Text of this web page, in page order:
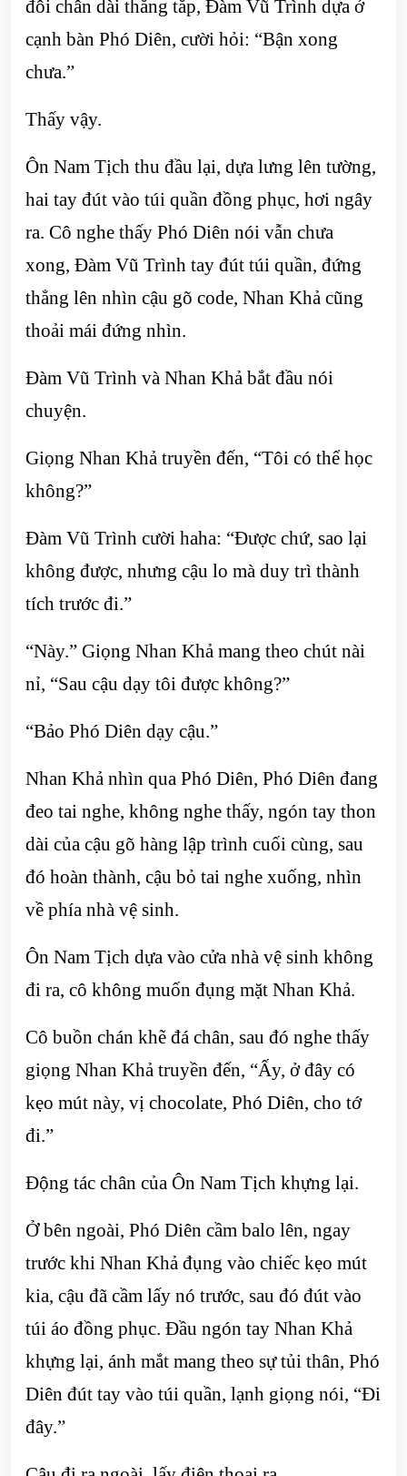
đôi chân dài thẳng tắp, Đàm Vũ Trình dựa ở
cạnh bàn Phó Diên, cười hỏi: “Bận xong
chưa.”
Thấy vậy.
Ôn Nam Tịch thu đầu lại, dựa lưng lên tường,
hai tay đút vào túi quần đồng phục, hơi ngây
ra. Cô nghe thấy Phó Diên nói vẫn chưa
xong, Đàm Vũ Trình tay đút túi quần, đứng
thẳng lên nhìn cậu gõ code, Nhan Khả cũng
thoải mái đứng nhìn.
Đàm Vũ Trình và Nhan Khả bắt đầu nói
chuyện.
Giọng Nhan Khả truyền đến, “Tôi có thể học
không?”
Đàm Vũ Trình cười haha: “Được chứ, sao lại
không được, nhưng cậu lo mà duy trì thành
tích trước đi.”
“Này.” Giọng Nhan Khả mang theo chút nài
nỉ, “Sau cậu dạy tôi được không?”
“Bảo Phó Diên dạy cậu.”
Nhan Khả nhìn qua Phó Diên, Phó Diên đang
đeo tai nghe, không nghe thấy, ngón tay thon
dài của cậu gõ hàng lập trình cuối cùng, sau
đó hoàn thành, cậu bỏ tai nghe xuống, nhìn
về phía nhà vệ sinh.
Ôn Nam Tịch dựa vào cửa nhà vệ sinh không
đi ra, cô không muốn đụng mặt Nhan Khả.
Cô buồn chán khẽ đá chân, sau đó nghe thấy
giọng Nhan Khả truyền đến, “Ấy, ở đây có
kẹo mút này, vị chocolate, Phó Diên, cho tớ
đi.”
Động tác chân của Ôn Nam Tịch khựng lại.
Ở bên ngoài, Phó Diên cầm balo lên, ngay
trước khi Nhan Khả đụng vào chiếc kẹo mút
kia, cậu đã cầm lấy nó trước, sau đó đút vào
túi áo đồng phục. Đầu ngón tay Nhan Khả
khựng lại, ánh mắt mang theo sự tủi thân, Phó
Diên đút tay vào túi quần, lạnh giọng nói, “Đi
đây.”